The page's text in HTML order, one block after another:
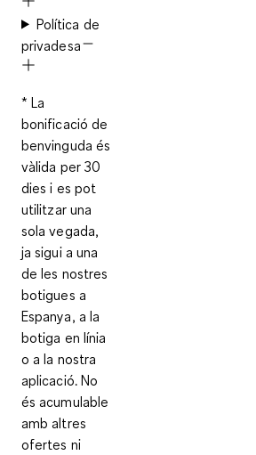
Política de
privadesa
* La
bonificació de
benvinguda és
vàlida per 30
dies i es pot
utilitzar una
sola vegada,
ja sigui a una
de les nostres
botigues a
Espanya, a la
botiga en línia
o a la nostra
aplicació. No
és acumulable
amb altres
ofertes ni